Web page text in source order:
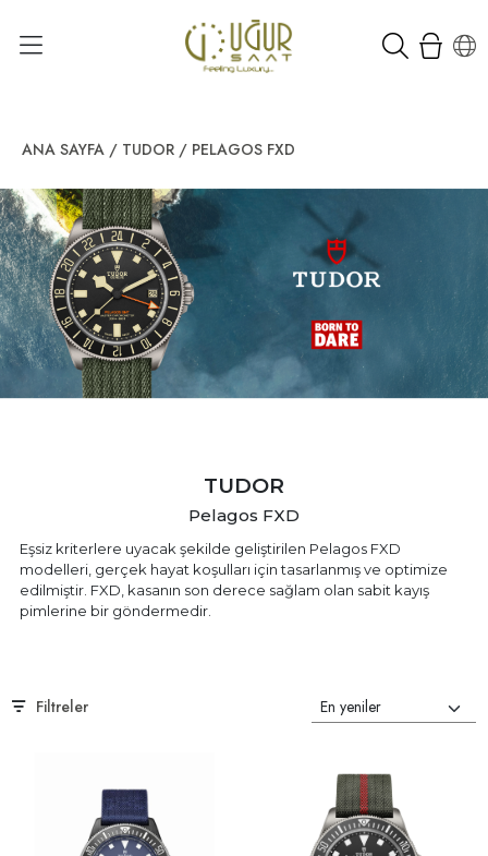
ANA SAYFA / TUDOR / PELAGOS FXD
TUDOR
Pelagos FXD
Eşsiz kriterlere uyacak şekilde geliştirilen Pelagos FXD
modelleri, gerçek hayat koşulları için tasarlanmış ve optimize
edilmiştir. FXD, kasanın son derece sağlam olan sabit kayış
pimlerine bir göndermedir.
Filtreler